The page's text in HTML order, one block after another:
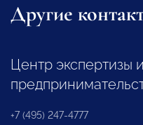
Другие
Центр экспертизы
+7 (495) 247-4777